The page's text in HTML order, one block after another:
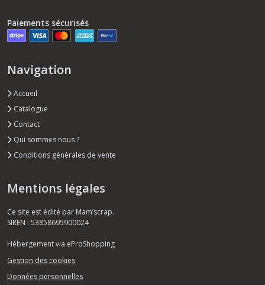
Paiements sécurisés
Navigation
Accueil
Catalogue
Contact
Qui sommes nous ?
Conditions générales de vente
Mentions légales
Ce site est édité par Mam’scrap.
SIREN : 53858695900024
Hébergement via eProShopping
Gestion des cookies
Données personnelles